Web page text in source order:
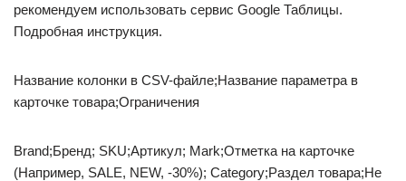
рекомендуем использовать сервис Google Таблицы.
Подробная инструкция.
Название колонки в CSV-файле;Название параметра в
карточке товара;Ограничения
Brand;Бренд; SKU;Артикул; Mark;Отметка на карточке
(Например, SALE, NEW, -30%); Category;Раздел товара;Не